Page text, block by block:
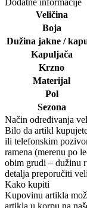
Dodatne informacije
Veličina
Boja
Dužina jakne /
Kapuljača
Krzno
Materijal
Pol
Sezona
Način određivanja
Bilo da artikl
ili telefonskim
ramena (merenu po
obim grudi – dužinu
detalja preporučiti
Kako kupiti
Kupovinu artikla